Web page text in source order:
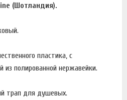
(Шотландия).
пластика, с
из полированной нержавейки.
трап для душевых.